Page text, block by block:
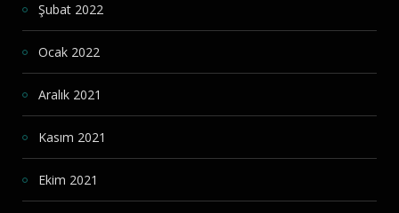
Şubat 2022
Ocak 2022
Aralık 2021
Kasım 2021
Ekim 2021